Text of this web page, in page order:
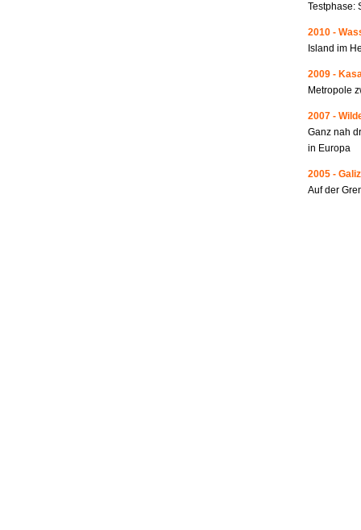
Testphase:
2010 -
Island im
2009 -
Metropole
2007 -
Ganz nah
in Europa
2005 -
Auf der